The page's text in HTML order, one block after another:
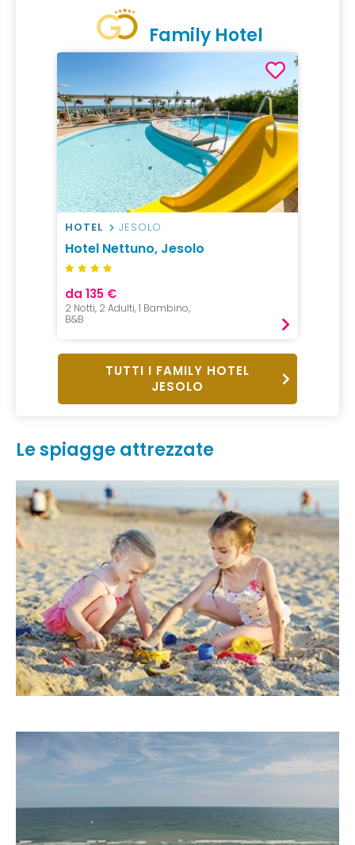
Family Hotel
HOTEL JESOLO
Hotel Nettuno, Jesolo
da 135 €
2 Notti, 2 Adulti, 1 Bambino,
B&B
TUTTI I FAMILY HOTEL
JESOLO
Le spiagge attrezzate